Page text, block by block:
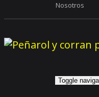
Nosotros
Toggle